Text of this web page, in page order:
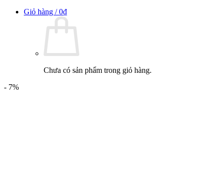
Giỏ hàng /0₫
Chưa có sản phẩm trong giỏ hàng.
- 7%